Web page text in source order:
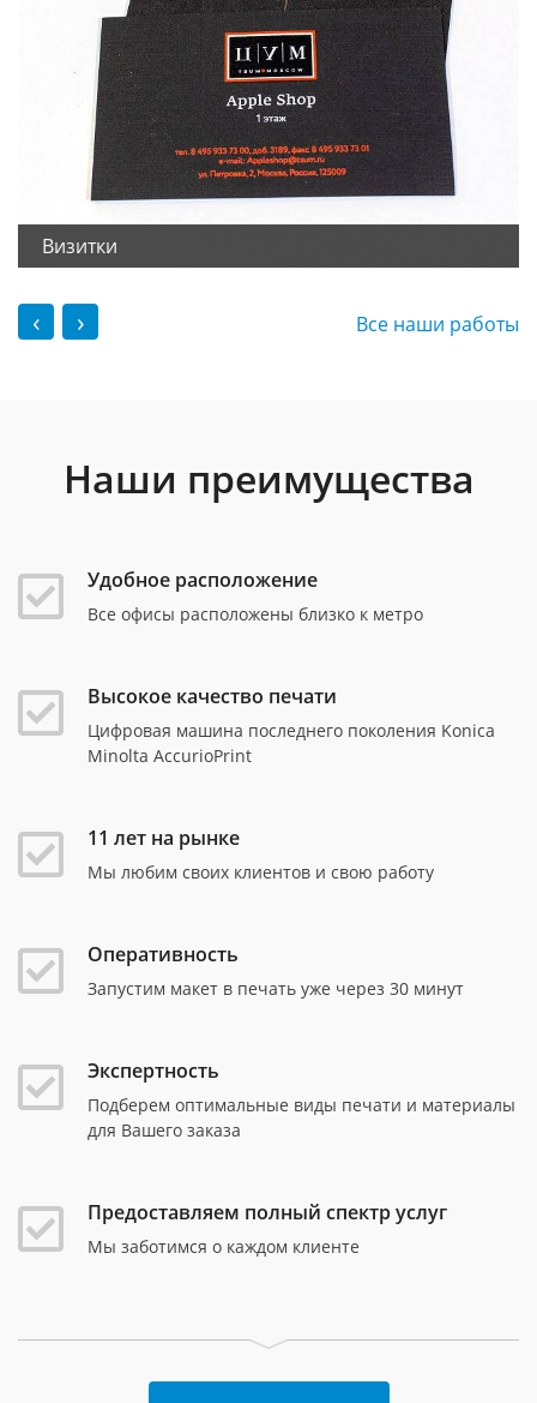
Визитки
‹ › Все наши работы
Наши преимущества
Удобное расположение
Все офисы расположены близко к метро
Высокое качество печати
Цифровая машина последнего поколения Konica
Minolta AccurioPrint
11 лет на рынке
Мы любим своих клиентов и свою работу
Оперативность
Запустим макет в печать уже через 30 минут
Экспертность
Подберем оптимальные виды печати и материалы
для Вашего заказа
Предоставляем полный спектр услуг
Мы заботимся о каждом клиенте